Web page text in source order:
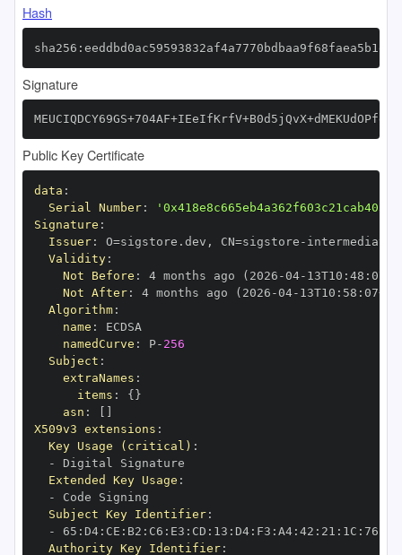
Hash
Signature
Public Key Certificate
data :
Serial Number:
Signature :
Issuer: O=sigstore.dev , CN=sigstore -
Validity:
Not Before : 4 months ago (2026 -04- 13T10 : 48 :
Not After: 4 months ago (2026 -04- 13T10 : 58 : 07+00
Algorithm:
name :
namedCurve : P- 256
Subject :
extraNames :
items : { }
asn :
X509v3 extensions :
Key Usage (critical) :
-
Extended Key Usage :
-
Subject Key Identifier:
-
65 : D4: CE : B2 : C6 : E3 : CD : 13 : D4: F3 : A4: 42 : 21 : 1C : 76
Authority Key Identifier: